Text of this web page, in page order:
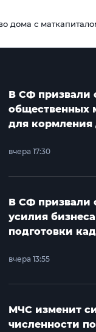
дома с
В СФ призвали
общественных
для кормления
вчера 17:30
В СФ призвали
усилия
подготовки
вчера 13:55
МЧС изменит
численности